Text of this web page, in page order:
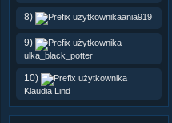
8) ania919
9)
ulka_black_potter
10)
Klaudia Lind